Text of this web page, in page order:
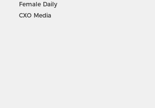
Female Daily
CXO Media